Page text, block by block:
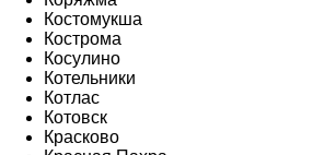
Костомукша
Кострома
Косулино
Котельники
Котлас
Котовск
Красково